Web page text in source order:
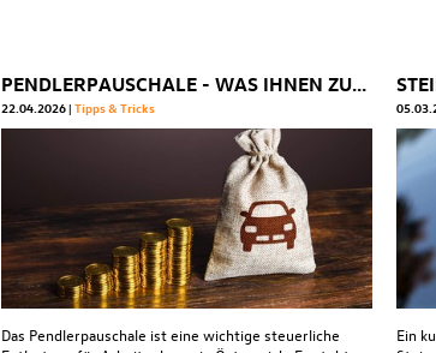
PENDLERPAUSCHALE - WAS IHNEN ZUSTEHT
22.04.2026 Tipps & Tricks
Das Pendlerpauschale ist eine wichtige steuerliche
Ein